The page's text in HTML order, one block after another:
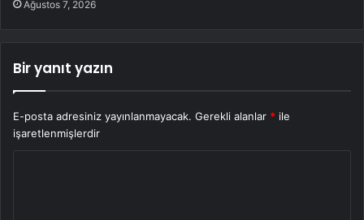
Ağustos 7, 2026
Bir yanıt yazın
E-posta adresiniz yayınlanmayacak. Gerekli alanlar * ile
işaretlenmişlerdir